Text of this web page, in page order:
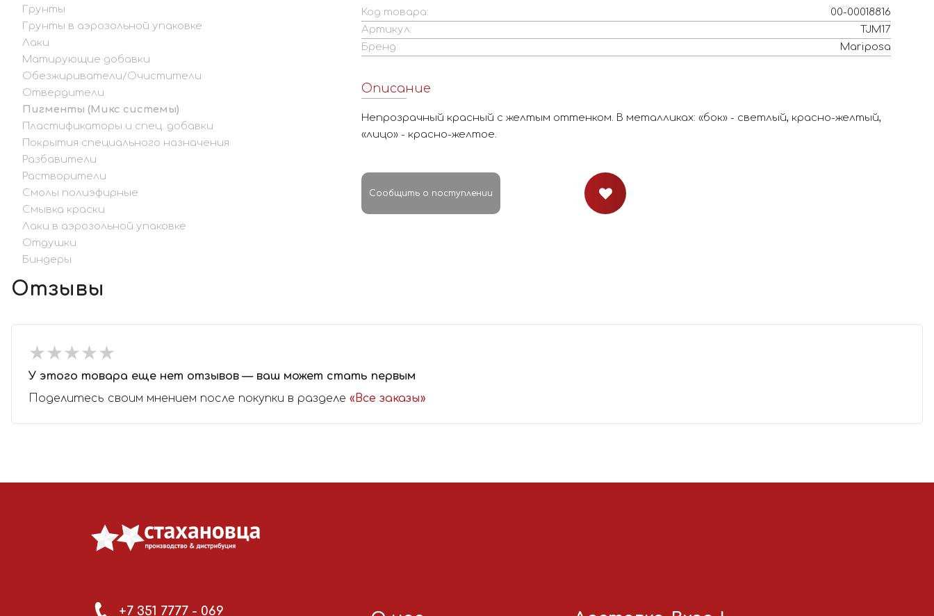
Грунты
Грунты в аэрозольной упаковке
Лаки
Матирующие добавки
Обезжириватели/Очистители
Отвердители
Пигменты (Микс системы)
Пластификаторы и спец. добавки
Покрытия специального назначения
Разбавители
Растворители
Смолы полиэфирные
Смывка краски
Лаки в аэрозольной упаковке
Отдушки
Биндеры
Код товара:
00-00018816
Артикул:
TJM17
Бренд:
Mariposa
Описание
Непрозрачный красный с желтым оттенком. В металликах: «бок» - светлый, красно-желтый,
«лицо» - красно-желтое.
Сообщить о поступлении
Отзывы
★★★★★
★★★★★
У этого товара еще нет отзывов — ваш может стать первым
Поделитесь своим мнением после покупки в разделе «Все заказы»
+7 351 7777 - 069